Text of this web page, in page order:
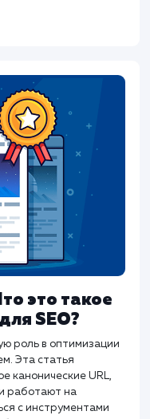
title
поисковым
должны побуждать
на страницу.